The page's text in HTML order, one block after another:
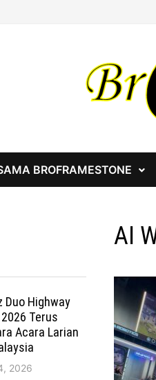
BROFRAMESTONE
AI
Duo Highway
Terus
Acara Larian
2026